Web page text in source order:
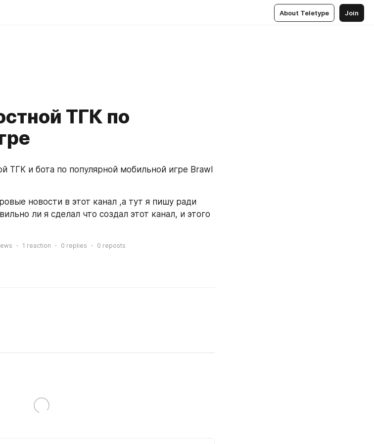
About Teletype Join
ТГК по
ТГК и бота по популярной мобильной игре Brawl
новости в этот канал ,а тут я пишу ради
ли я сделал что создал этот канал, и этого
1 reaction 0 replies 0 reposts